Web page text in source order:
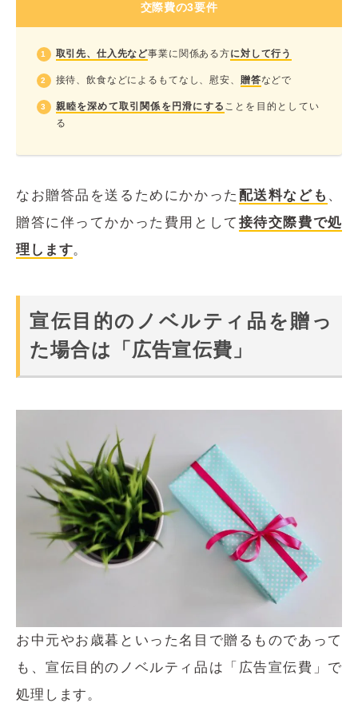
交際費の3要件
取引先、仕入先など事業に関係ある方に対して行う
接待、飲食などによるもてなし、慰安、 贈答などで
親睦を深めて取引関係を円滑にする ことを目的としてい
る
なお贈答品を送るためにかかった 配送料なども 、
贈答に伴ってかかった費用として 接待交際費で処
理します。
宣伝目的のノベルティ品を贈っ
た場合は「広告宣伝費」
お中元やお歳暮といった名目で贈るものであって
も、宣伝目的のノベルティ品は「広告宣伝費」で
処理します。